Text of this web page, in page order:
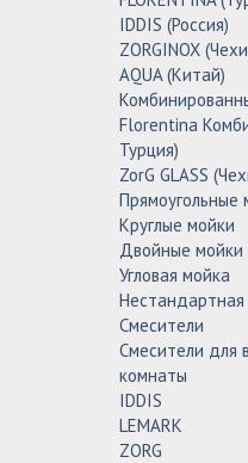
IDDIS (Россия)
ZORGINOX
AQUA (Китай)
Florentina
Турция)
ZorG GLASS
Прямоугольные
Круглые мойки
Двойные мойки
Угловая мойка
Смесители
Смесители для
комнаты
IDDIS
LEMARK
ZORG